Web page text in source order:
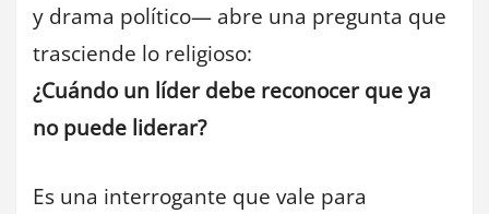
y drama político— abre una pregunta que
trasciende lo religioso:
¿Cuándo un líder debe reconocer que ya
no puede liderar?
Es una interrogante que vale para